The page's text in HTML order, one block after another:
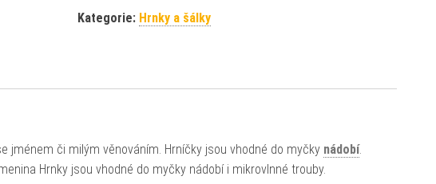
Kategorie: Hrnky a šálky
či milým věnováním. Hrníčky jsou vhodné do myčky nádobí.
Hrnky jsou vhodné do myčky nádobí i mikrovlnné trouby.